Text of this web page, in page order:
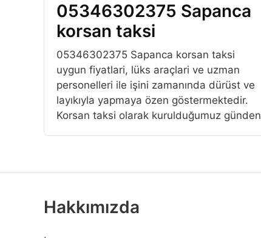
05346302375 Sapanca
korsan taksi
05346302375 Sapanca korsan taksi
uygun fiyatlari, lüks araçlari ve uzman
personelleri ile işini zamanında dürüst ve
layıkıyla yapmaya özen göstermektedir.
Korsan taksi olarak kurulduğumuz günden
Hakkımızda